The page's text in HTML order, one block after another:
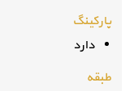
پارکینگ
دارد
طبقه